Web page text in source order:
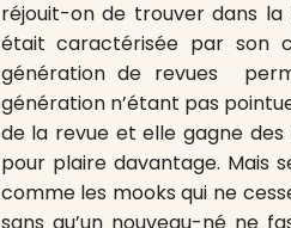
réjouit-on de trouver dans la
était caractérisée par son
génération de revues
génération n’étant pas
de la revue et elle gagne des
pour plaire davantage. Mais
comme les mooks qui ne